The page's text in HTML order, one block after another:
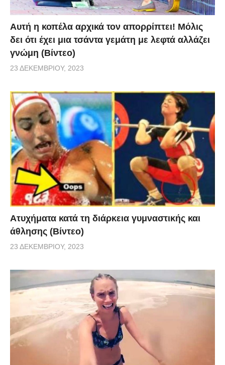
Αυτή η κοπέλα αρχικά τον απορρίπτει! Μόλις
δει ότι έχει μια τσάντα γεμάτη με λεφτά αλλάζει
γνώμη (Βίντεο)
23 ΔΕΚΕΜΒΡΊΟΥ, 2023
Aτυχήματα κατά τη διάρκεια γυμναστικής και
άθλησης (Βίντεο)
23 ΔΕΚΕΜΒΡΊΟΥ, 2023